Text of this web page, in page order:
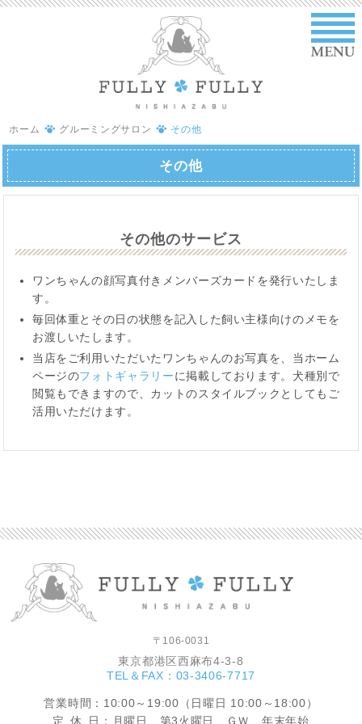
ホーム グルーミングサロン その他
その他
その他のサービス
ワンちゃんの顔写真付きメンバーズカードを発行いたしま
す。
毎回体重とその日の状態を記入した飼い主様向けのメモを
お渡しいたします。
当店をご利用いただいたワンちゃんのお写真を、当ホーム
ページのフォトギャラリーに掲載しております。犬種別で
閲覧もできますので、カットのスタイルブックとしてもご
活用いただけます。
〒106-0031
東京都港区西麻布4-3-8
TEL＆FAX：03-3406-7717
営業時間 ：10:00～19:00（日曜日 10:00～18:00）
定休
日：月曜日、第3火曜日、ＧＷ、年末年始